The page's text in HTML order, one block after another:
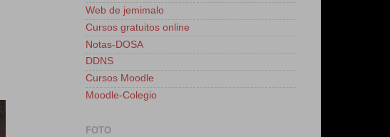
Web de jemimalo
Cursos gratuitos online
Notas-DOSA
DDNS
Cursos Moodle
Moodle-Colegio
FOTO